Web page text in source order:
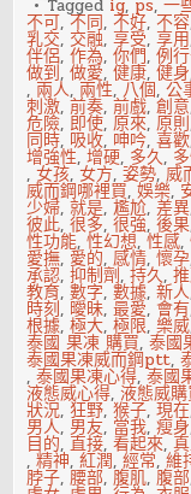
潮
Tagged ig, ps,一
不可,不同,不好,不容
乳交, 交融,享受,享用
伴侶,作為,你們,例
做到,做愛,健康,健身
, 兩人, 兩性, 八個,公
刺激,前奏,前戲,創意
危險, 即使,原來,原則
同時, 吸收, 呻吟,喜歡
增強性,增硬, 多久,
,女孩,女方,姿勢,威
威而鋼哪裡買,娛樂,
少婦,就是,尷尬,差異
彼此,很多,很強,後果
性功能,性幻想,性感,
愛撫, 愛的,感情,懷孕
承認,抑制劑,持久,
教育,數字,數據,新人
時刻, 曖昧,最愛, 會有
根據,極大,極限,樂威
泰國 果凍 購買,泰國
泰國果凍威而鋼ptt,
,泰國果凍心得,泰國
液態威心得,液態威
狀況,狂野,猴子,現在
男人, 男友, 當我,瘦身
目的,直接,看起來,
,精神,紅潤,經常,維
脖子,腰部,腹肌,腹部